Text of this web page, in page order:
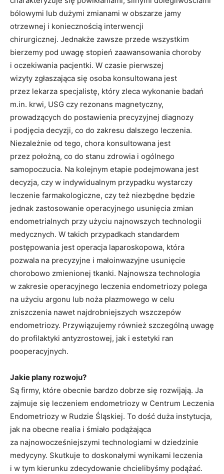
bólowymi lub dużymi zmianami w obszarze jamy
otrzewnej i koniecznością interwencji
chirurgicznej. Jednakże zawsze przede wszystkim
bierzemy pod uwagę stopień zaawansowania choroby
i oczekiwania pacjentki. W czasie pierwszej
wizyty zgłaszająca się osoba konsultowana jest
przez lekarza specjalistę, który zleca wykonanie badań
m.in. krwi, USG czy rezonans magnetyczny,
prowadzących do postawienia precyzyjnej diagnozy
i podjęcia decyzji, co do zakresu dalszego leczenia.
Niezależnie od tego, chora konsultowana jest
przez położną, co do stanu zdrowia i ogólnego
samopoczucia. Na kolejnym etapie podejmowana jest
decyzja, czy w indywidualnym przypadku wystarczy
leczenie farmakologiczne, czy też niezbędne będzie
jednak zastosowanie operacyjnego usunięcia zmian
endometrialnych przy użyciu najnowszych technologii
medycznych. W takich przypadkach standardem
postępowania jest operacja laparoskopowa, która
pozwala na precyzyjne i małoinwazyjne usunięcie
chorobowo zmienionej tkanki. Najnowsza technologia
w zakresie operacyjnego leczenia endometriozy polega
na użyciu argonu lub noża plazmowego w celu
zniszczenia nawet najdrobniejszych wszczepów
endometriozy. Przywiązujemy również szczególną uwagę
do profilaktyki antyzrostowej, jak i estetyki ran
pooperacyjnych.
Jakie plany rozwoju?
Są firmy, które obecnie bardzo dobrze się rozwijają. Ja
zajmuje się leczeniem endometriozy w Centrum Leczenia
Endometriozy w Rudzie Śląskiej. To dość duża instytucja,
jak na obecne realia i śmiało podążająca
za najnowocześniejszymi technologiami w dziedzinie
medycyny. Skutkuje to doskonałymi wynikami leczenia
i w tym kierunku zdecydowanie chcielibyśmy podążać.